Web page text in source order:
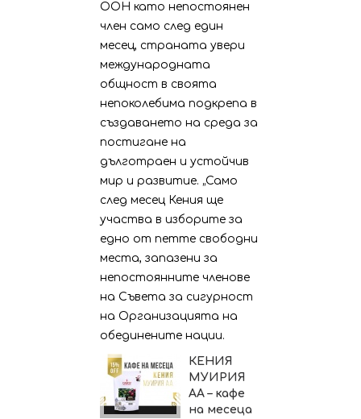
ООН като непостоянен
член само след един
месец, страната увери
международната
общност в своята
непоколебима подкрепа в
създаването на среда за
постигане на
дълготраен и устойчив
мир и развитие. „Само
след месец Кения ще
участва в изборите за
едно от петте свободни
места, запазени за
непостоянните членове
на Съвета за сигурност
на Организацията на
обединените нации.
КЕНИЯ
МУИРИЯ
АА – кафе
на месеца